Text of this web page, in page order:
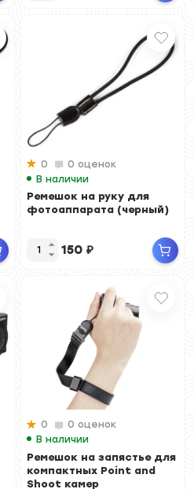
0
0 оценок
В наличии
Ремешок на руку для
фотоаппарата (черный)
150 ₽
0
0 оценок
В наличии
Ремешок на запястье для
компактных Point and
Shoot камер